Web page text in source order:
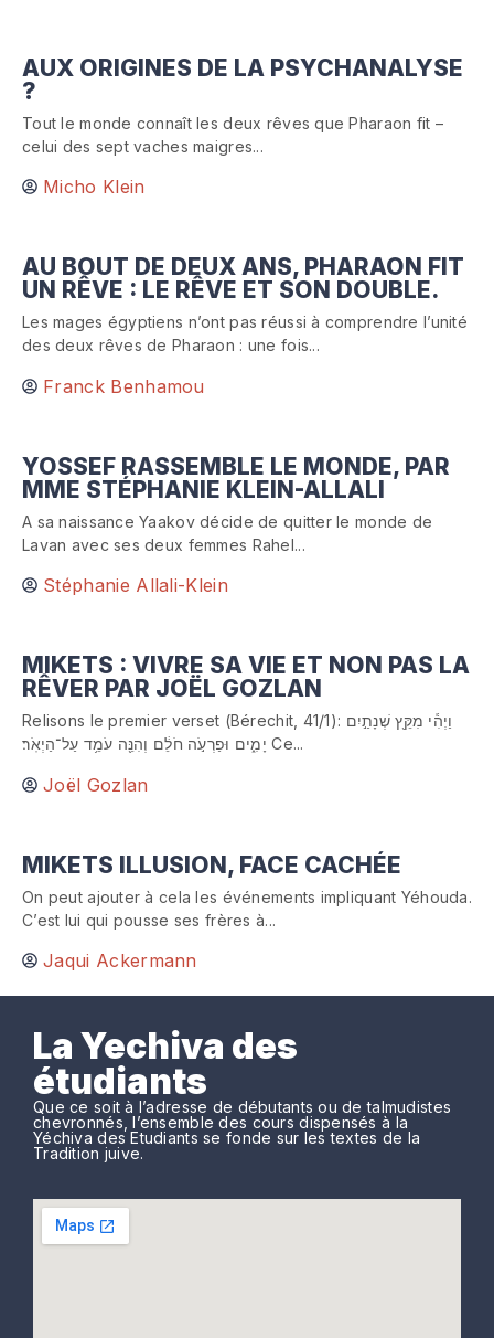
AUX ORIGINES DE LA PSYCHANALYSE
?
Tout le monde connaît les deux rêves que Pharaon fit –
celui des sept vaches maigres...
Micho Klein
AU BOUT DE DEUX ANS, PHARAON FIT
UN RÊVE : LE RÊVE ET SON DOUBLE.
Les mages égyptiens n’ont pas réussi à comprendre l’unité
des deux rêves de Pharaon : une fois...
Franck Benhamou
YOSSEF RASSEMBLE LE MONDE, PAR
MME STÉPHANIE KLEIN-ALLALI
A sa naissance Yaakov décide de quitter le monde de
Lavan avec ses deux femmes Rahel...
Stéphanie Allali-Klein
MIKETS : VIVRE SA VIE ET NON PAS LA
RÊVER PAR JOËL GOZLAN
Relisons le premier verset (Bérechit, 41/1): וַיְהִ֕י מִקֵּ֖ץ שְׁנָתַ֣יִם
יָמִ֑ים וּפַרְעֹ֣ה חֹלֵ֔ם וְהִנֵּ֖ה עֹמֵ֥ד עַל־הַיְאֹֽר׃ Ce...
Joël Gozlan
MIKETS ILLUSION, FACE CACHÉE
On peut ajouter à cela les événements impliquant Yéhouda.
C’est lui qui pousse ses frères à...
Jaqui Ackermann
La Yechiva des
étudiants
Que ce soit à l’adresse de débutants ou de talmudistes
chevronnés, l’ensemble des cours dispensés à la
Yéchiva des Etudiants se fonde sur les textes de la
Tradition juive.